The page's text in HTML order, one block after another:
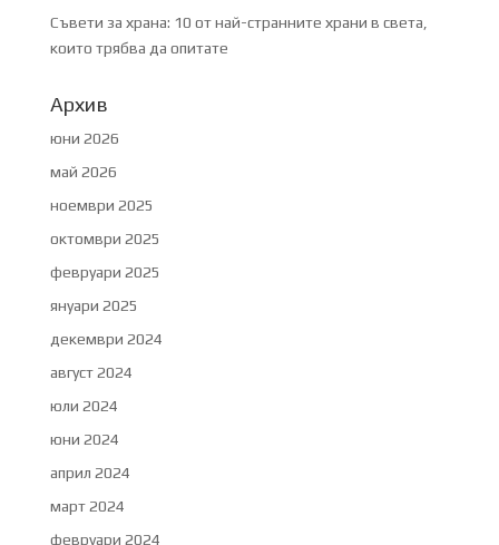
Съвети за храна: 10 от най-странните храни в света,
които трябва да опитате
Архив
юни 2026
май 2026
ноември 2025
октомври 2025
февруари 2025
януари 2025
декември 2024
август 2024
юли 2024
юни 2024
април 2024
март 2024
февруари 2024